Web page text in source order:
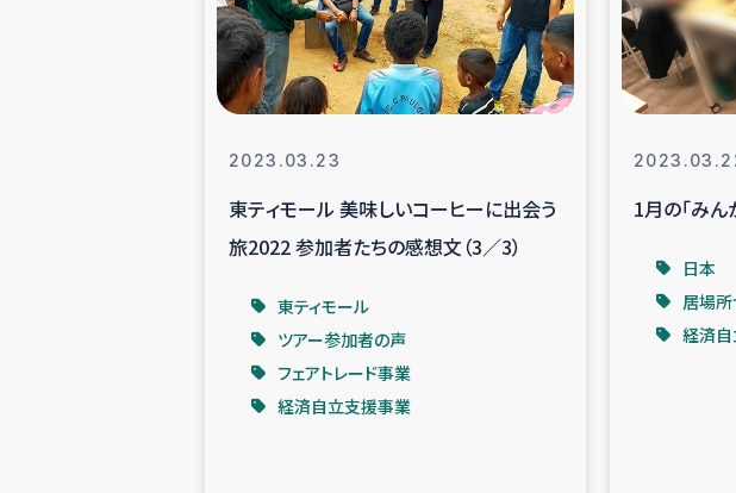
ベイルート大規模爆発被災者支援
アグロフォレストリー（カカオ）事業
2023.03.23
東ティモール 美味しいコーヒーに出会う
旅2022 参加者たちの感想文（3／3）
東ティモール
ツアー参加者の声
フェアトレード事業
経済自立支援事業
1月の「みん
日本
居場所
経済